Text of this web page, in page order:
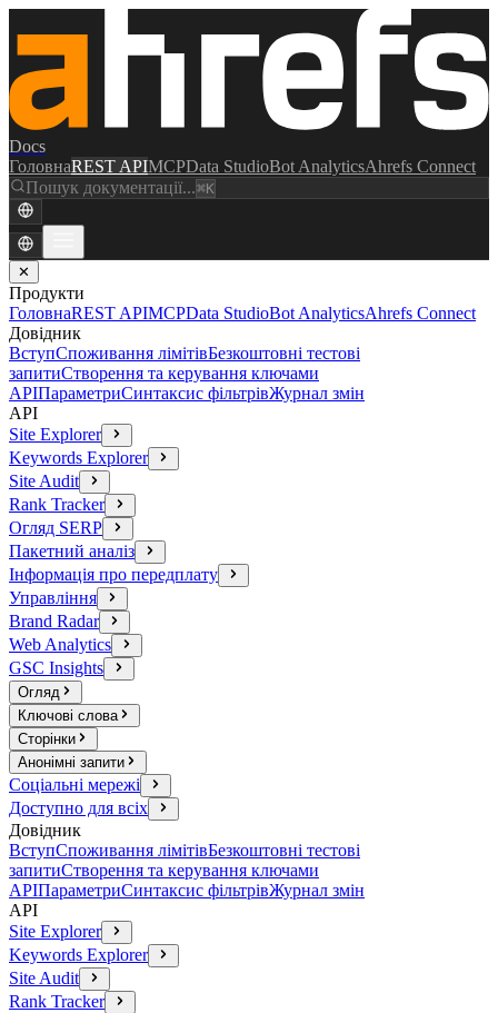
Docs
ГоловнаREST APIMCPData StudioBot AnalyticsAhrefs Connect
Пошук документації...⌘K
✕
Продукти
ГоловнаREST APIMCPData StudioBot AnalyticsAhrefs Connect
Довідник
ВступСпоживання лімітівБезкоштовні тестові
запитиСтворення та керування ключами
APIПараметриСинтаксис фільтрівЖурнал змін
API
Site Explorer
Keywords Explorer
Site Audit
Rank Tracker
Огляд SERP
Пакетний аналіз
Інформація про передплату
Управління
Brand Radar
Web Analytics
GSC Insights
Огляд
Ключові слова
Сторінки
Анонімні запити
Соціальні мережі
Доступно для всіх
Довідник
ВступСпоживання лімітівБезкоштовні тестові
запитиСтворення та керування ключами
APIПараметриСинтаксис фільтрівЖурнал змін
API
Site Explorer
Keywords Explorer
Site Audit
Rank Tracker